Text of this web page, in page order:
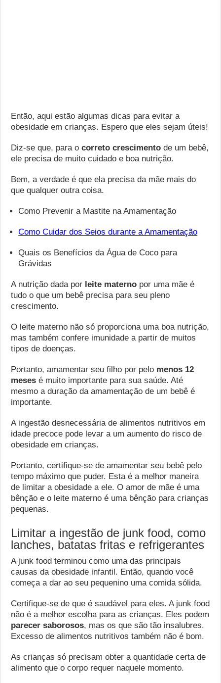
Então, aqui estão algumas dicas para evitar a
obesidade em crianças. Espero que eles sejam úteis!
Diz-se que, para ocorreto crescimento de um bebê,
ele precisa de muito cuidado e boa nutrição.
Bem, a verdade é que ela precisa da mãe mais do
que qualquer outra coisa.
Como Prevenir a Mastite na Amamentação
Como Cuidar dos Seios durante a Amamentação
Quais os Benefícios da Água de Coco para
Grávidas
A nutrição dada por leite materno por uma mãe é
tudo o que um bebê precisa para seu pleno
crescimento.
O leite materno não só proporciona uma boa nutrição,
mas também confere imunidade a partir de muitos
tipos de doenças.
Portanto, amamentar seu filho por pelo menos 12
mesesé muito importante para sua saúde. Até
mesmo a duração da amamentação de um bebê é
importante.
A ingestão desnecessária de alimentos nutritivos em
idade precoce pode levar a um aumento do risco de
obesidade em crianças.
Portanto, certifique-se de amamentar seu bebê pelo
tempo máximo que puder. Esta é a melhor maneira
de limitar a obesidade a ele. O amor de mãe é uma
bênção e o leite materno é uma bênção para crianças
pequenas.
Limitar a ingestão de junk food, como
lanches, batatas fritas e refrigerantes
A junk food terminou como uma das principais
causas da obesidade infantil. Então, quando você
começa a dar ao seu pequenino uma comida sólida.
Certifique-se de que é saudável para eles. A junk food
não é a melhor escolha para as crianças. Eles podem
parecer saborosos, mas os que são tão insalubres.
Excesso de alimentos nutritivos também não é bom.
As crianças só precisam obter a quantidade certa de
alimento que o corpo requer naquele momento.